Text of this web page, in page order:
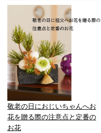
敬老の日におじいちゃんへお
花を贈る際の注意点と定番の
お花